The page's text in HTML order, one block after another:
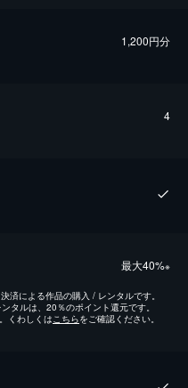
1,200円分
4
最⼤40%※
済による作品の購入 / レンタルです。
タルは、20％のポイント還元です。
くわしくはこちらをご確認ください。